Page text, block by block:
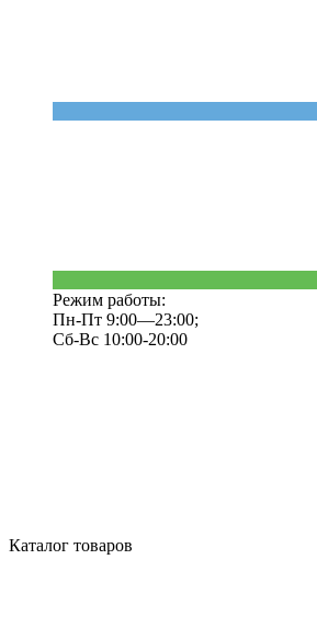
Режим работы:
Пн-Пт 9:00—23:00;
Сб-Вс 10:00-20:00
Каталог товаров